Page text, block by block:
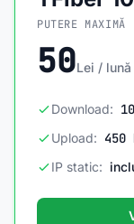
PUTERE MAXIMĂ
50Lei / lună
Download:
Upload: 450
IP static: